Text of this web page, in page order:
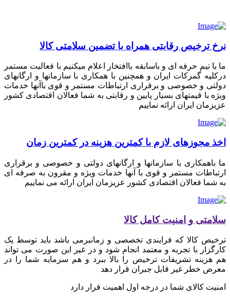
نرخ ترخیص رقابتی همراه با تضمین سلامتی کالا
ما با تیم حرفه ای و باسابقه باافتخار اعلام میکنیم با فعالیت مستمر
درکلیه گمرکات ایران و همچنین با همکاری با سازمانها و ارگانهای
دولتی و خصوصی و برقراری ارتباطات مستمر و قوی باآنها خدمات
ویژه با قیمتهای بسیار پایین و رقابتی به شما فعالان اقتصادی کشور
عزیزمان ایران ارائه نماییم
اخذ مجوزهای لازم با کمترین هزینه در کمترین زمان
ما باهمکاری با سازمانها و ارگانهای دولتی و خصوصی و برقراری
ارتباطات مستمر و قوی با آنها خدمات ویژه و مقرون به صرفه ای
به شما فعالان اقتصادی کشور عزیزمان ایران ارائه می نماییم
سلامتی و امنیت کامل کالا
ترخیص کالا که فرایندی تخصصی و زمانبرمی باشد باید توسط یک
کارگزار با تجربه و معتمد انجام شود و در غیر این صورت می تواند
هم هزینه تشریفات ترخیص را بالا ببرد و هم سرمایه شما را در
معرض خطر غیر قابل جبران قرار دهد
امنیت کالای شما در درجه اول اهمیت قرار دارد